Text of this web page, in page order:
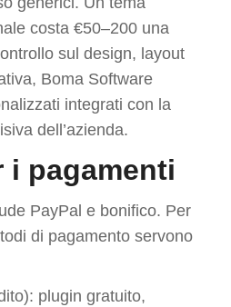
costa €50–200 una
sul design, layout
Boma Software
integrati con la
dell’azienda.
i pagamenti
PayPal e bonifico. Per
di pagamento servono
plugin gratuito,